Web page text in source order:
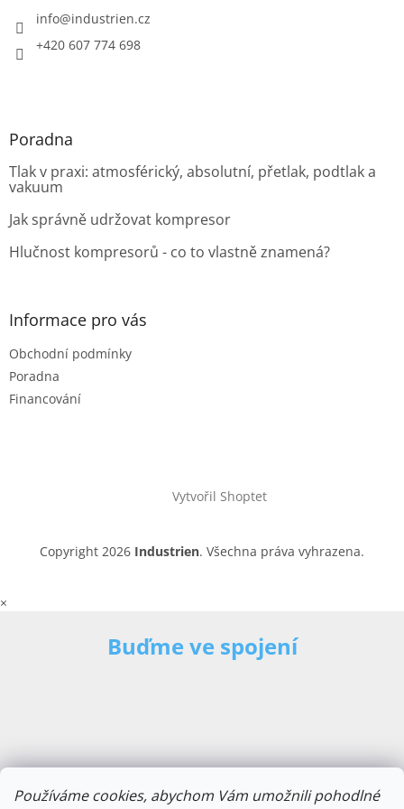
Používáme cookies, abychom Vám umožnili pohodlné
info@industrien.cz
+420 607 774 698
Poradna
Tlak v praxi: atmosférický, absolutní, přetlak, podtlak a
vakuum
Jak správně udržovat kompresor
Hlučnost kompresorů - co to vlastně znamená?
Informace pro vás
Obchodní podmínky
Poradna
Financování
Vytvořil Shoptet
Copyright 2026 Industrien. Všechna práva vyhrazena.
×
Buďme ve spojení